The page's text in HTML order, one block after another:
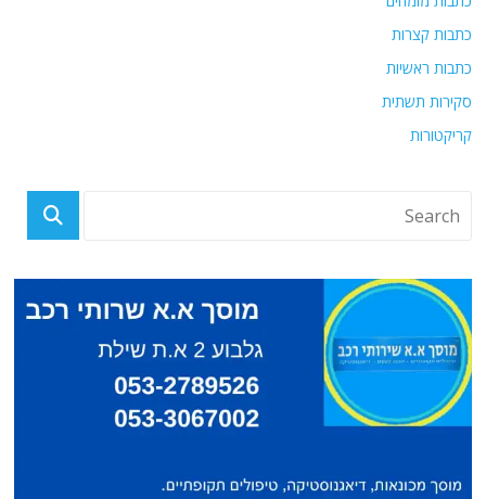
כתבות קצרות
כתבות ראשיות
סקירות תשתית
קריקטורות